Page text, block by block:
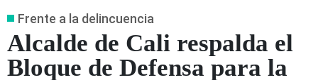
Frente a la delincuencia
Alcalde de Cali respalda el
Bloque de Defensa para la